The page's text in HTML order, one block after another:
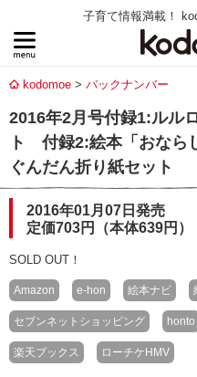
子育て情報満載！
kodomoe バックナンバー
2016年2月号付録1:ルル
ト 付録2:絵本「おなら
ぐんだん折り紙セット
2016年01月07日発売
定価703円（本体639円）
SOLD OUT！
Amazon e-hon 絵本ナビ
セブンネットショッピング honto
楽天ブックス ローチケHMV